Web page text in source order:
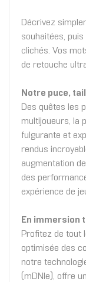
Décrivez
souhaitées,
clichés. Vos
de retouche
Notre puce,
Des quêtes les
multijoueurs, la
fulgurante et
rendus
augmentation
des
expérience de
En immersion
Profitez de tout
optimisée des
notre
(mDNIe), offre